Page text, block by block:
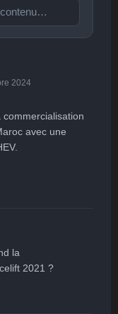
🙂
Content
😐
Indifférent
😨
Publier
2024
avec une
la
2021 ?